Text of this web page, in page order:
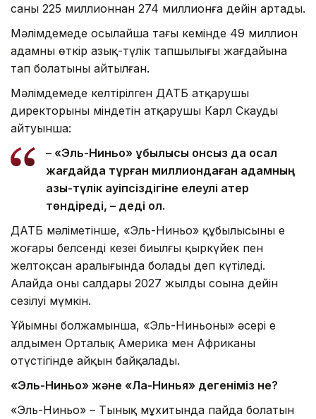
саны 225 миллионнан 274 миллионға дейін артады.
Мәлімдемеде осылайша тағы кемінде 49 миллион
адамның өткір азық-түлік тапшылығы жағдайына
тап болатыны айтылған.
Мәлімдемеде келтірілген ДАТБ атқарушы
директорының міндетін атқарушы Карл Скаудың
айтуынша:
– «Эль-Ниньо» құбылысы онсыз да осал
жағдайда тұрған миллиондаған адамның
азық-түлік қауіпсіздігіне елеулі қатер
төндіреді, – деді ол.
ДАТБ мәліметінше, «Эль-Ниньо» құбылысының ең
жоғары белсенді кезеңі биылғы қыркүйек пен
желтоқсан аралығында болады деп күтіледі.
Алайда оның салдары 2027 жылдың соңына дейін
сезілуі мүмкін.
Ұйымның болжамынша, «Эль-Ниньоның» әсері ең
алдымен Орталық Америка мен Африканың
оңтүстігінде айқын байқалады.
«Эль-Ниньо» және «Ла-Нинья» дегеніміз не?
«Эль-Ниньо» – Тынық мұхитында пайда болатын